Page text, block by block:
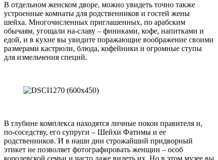
В отдельном женском дворе, можно увидеть точно также
устроенные комнаты для родственников и гостей жены
шейха. Многочисленных приглашенных, по арабским
обычаям, угощали на-славу – финиками, кофе, напитками и
едой, и в кухне вы увидите поражающие воображение своими
размерами кастрюли, блюда, кофейники и огромные ступы
для измельчения специй.
В глубине комплекса находятся личные покои правителя и,
по-соседству, его супруги – Шейхи Фатимы и ее
родственников. И в наши дни строжайший придворный
этикет не позволяет фотографировать женщин – особ